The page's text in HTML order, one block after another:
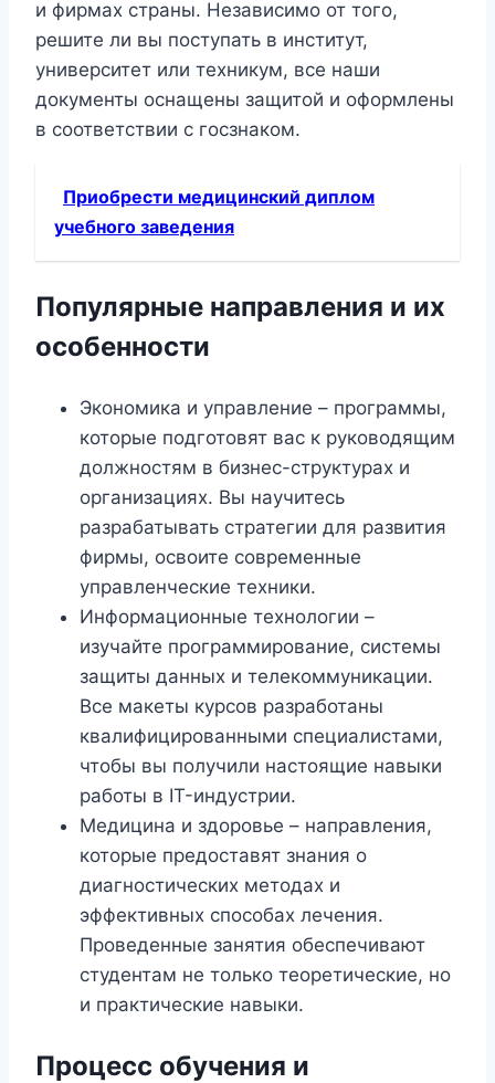
и фирмах страны. Независимо от того,
решите ли вы поступать в институт,
университет или техникум, все наши
документы оснащены защитой и оформлены
в соответствии с госзнаком.
Приобрести медицинский диплом
учебного заведения
Популярные направления и их
особенности
Экономика и управление – программы,
которые подготовят вас к руководящим
должностям в бизнес-структурах и
организациях. Вы научитесь
разрабатывать стратегии для развития
фирмы, освоите современные
управленческие техники.
Информационные технологии –
изучайте программирование, системы
защиты данных и телекоммуникации.
Все макеты курсов разработаны
квалифицированными специалистами,
чтобы вы получили настоящие навыки
работы в IT-индустрии.
Медицина и здоровье – направления,
которые предоставят знания о
диагностических методах и
эффективных способах лечения.
Проведенные занятия обеспечивают
студентам не только теоретические, но
и практические навыки.
Процесс обучения и